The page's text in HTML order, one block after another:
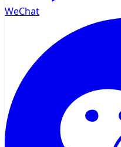
WeChat